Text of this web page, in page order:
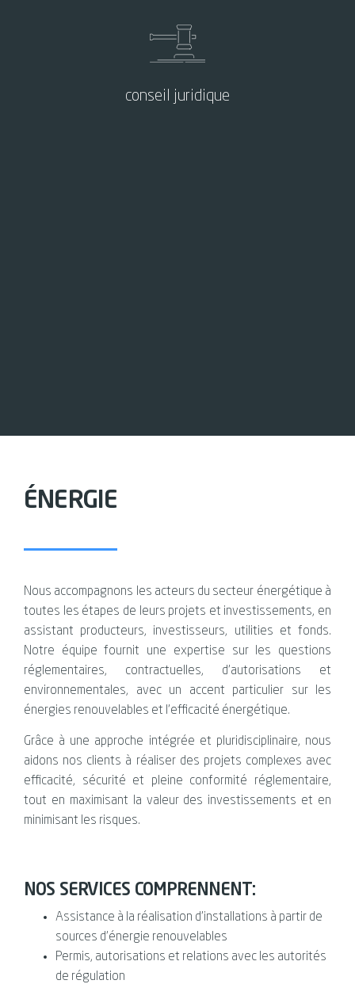
conseil juridique
ÉNERGIE
Nous accompagnons les acteurs du secteur énergétique à
toutes les étapes de leurs projets et investissements, en
assistant producteurs, investisseurs, utilities et fonds.
Notre équipe fournit une expertise sur les questions
réglementaires, contractuelles, d’autorisations et
environnementales, avec un accent particulier sur les
énergies renouvelables et l’efficacité énergétique.
Grâce à une approche intégrée et pluridisciplinaire, nous
aidons nos clients à réaliser des projets complexes avec
efficacité, sécurité et pleine conformité réglementaire,
tout en maximisant la valeur des investissements et en
minimisant les risques.
NOS SERVICES COMPRENNENT:
Assistance à la réalisation d’installations à partir de
sources d’énergie renouvelables
Permis, autorisations et relations avec les autorités
de régulation